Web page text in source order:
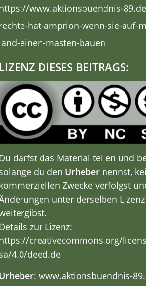
FRAGEN
https://www.aktionsbuendnis-
rechte-hat-amprion-wenn-sie-auf-
land-einen-masten-bauen
LIZENZ DIESES BEITRAGS:
Du darfst das Material teilen und
solange du den Urhebernennst,
kommerziellen Zwecke verfolgst
unter derselben Lizenz
Details zur Lizenz:
https://creativecommons.org/
sa/4.0/deed.de
Urheber: www.aktionsbuendnis-